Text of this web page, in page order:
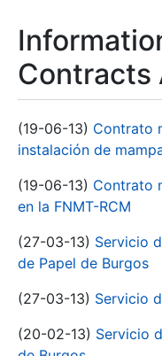
Contracts
(19-06-13) Contrato
instalación de
(19-06-13) Contrato
en la FNMT-RCM
(27-03-13) Servicio
de Papel de Burgos
(27-03-13) Servicio
(20-02-13) Servicio